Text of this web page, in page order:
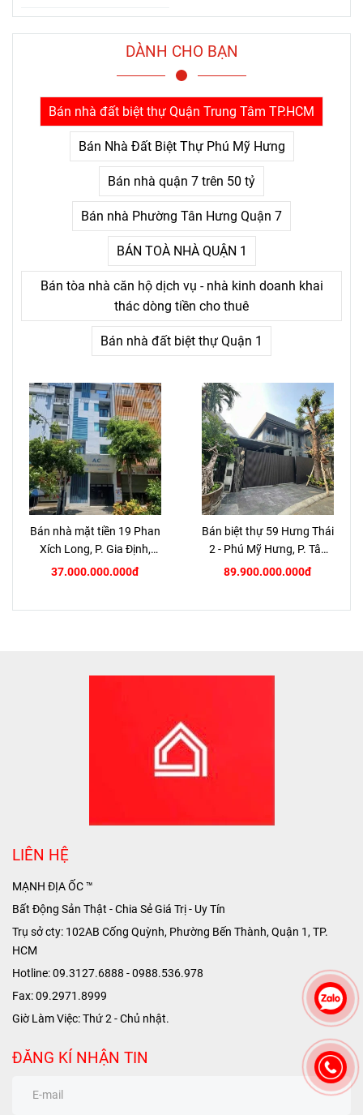
người chỉ nhận ra sau khi đã
phải là khó khăn lớn, mà là
nỗi đau kéo dài không thấy
điểm kết.
DÀNH CHO BẠN
Bán nhà đất biệt thự Quận Trung Tâm TP.HCM
Bán Nhà Đất Biệt Thự Phú Mỹ Hưng
Bán nhà quận 7 trên 50 tỷ
Bán nhà Phường Tân Hưng Quận 7
BÁN TOÀ NHÀ QUẬN 1
Bán tòa nhà căn hộ dịch vụ - nhà kinh doanh khai
thác dòng tiền cho thuê
Bán nhà đất biệt thự Quận 1
Bán nhà mặt tiền 19 Phan
Xích Long, P. Gia Định,
TP.HCM
37.000.000.000đ
Bán biệt thự 59 Hưng Thái
2 - Phú Mỹ Hưng, P. Tân
Hưng, Quận 7
89.900.000.000đ
LIÊN HỆ
MẠNH ĐỊA ỐC ™
Bất Động Sản Thật - Chia Sẻ Giá Trị - Uy Tín
Trụ sở cty: 102AB Cống Quỳnh, Phường Bến Thành, Quận 1, TP.
HCM
Hotline: 09.3127.6888 - 0988.536.978
Fax: 09.2971.8999
Giờ Làm Việc: Thứ 2 - Chủ nhật.
ĐĂNG KÍ NHẬN TIN